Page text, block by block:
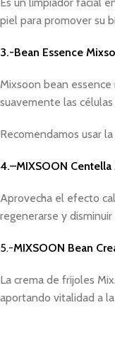
piel para promover su
3.-Bean Essence
Mixsoon bean
suavemente las
Recomendamos usar
4.–MIXSOON
Aprovecha el efecto
regenerarse y
5.-MIXSOON Bean
La crema de frijoles
aportando vitalidad a